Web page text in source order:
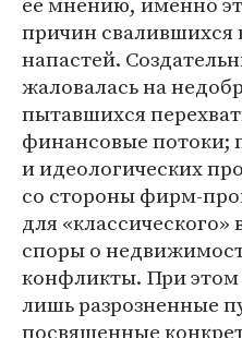
причин свалившихся
напастей.
жаловалась на
пытавшихся
финансовые потоки;
и идеологических
со стороны фирм-
для
споры о
конфликты. При этом
лишь разрозненные
посвященные